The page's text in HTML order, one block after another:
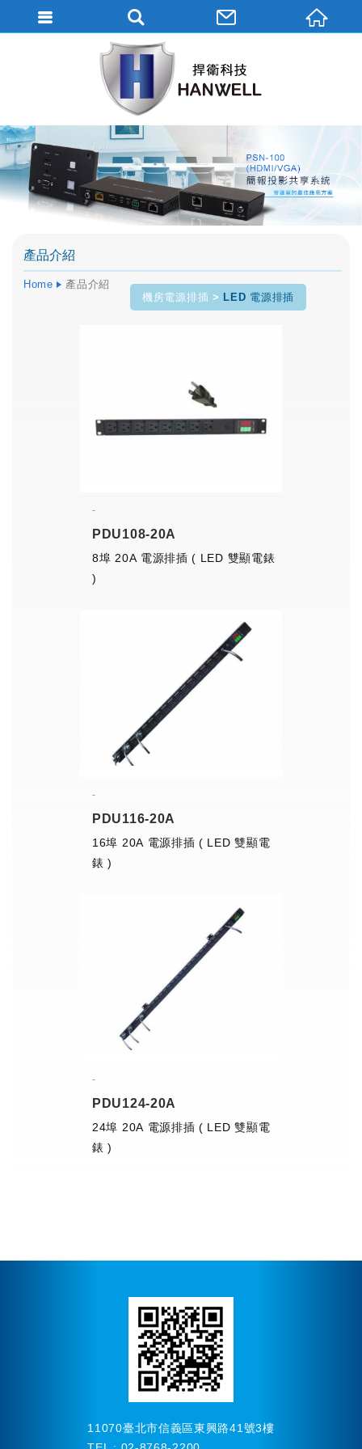
產品介紹
Home
產品介紹
機房電源排插
LED 電源排插
PDU108-20A
8埠 20A 電源排插 ( LED 雙顯電錶
)
PDU116-20A
16埠 20A 電源排插 ( LED 雙顯電
錶 )
PDU124-20A
24埠 20A 電源排插 ( LED 雙顯電
錶 )
11070臺北市信義區東興路41號3樓